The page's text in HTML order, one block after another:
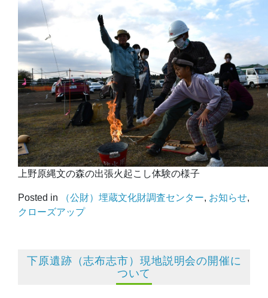
上野原縄文の森の出張火起こし体験の様子
Posted in （公財）埋蔵文化財調査センター, お知らせ,
クローズアップ
下原遺跡（志布志市）現地説明会の開催に
ついて